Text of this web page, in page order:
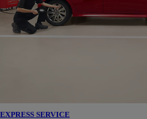
EXPRESS SERVICE